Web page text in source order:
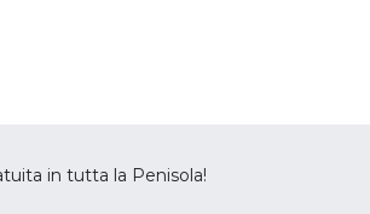
in tutta la Penisola!